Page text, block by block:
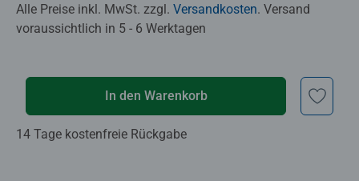
Alle Preise inkl. MwSt. zzgl. Versandkosten. Versand
voraussichtlich in 5 - 6 Werktagen
In den Warenkorb
14 Tage kostenfreie Rückgabe